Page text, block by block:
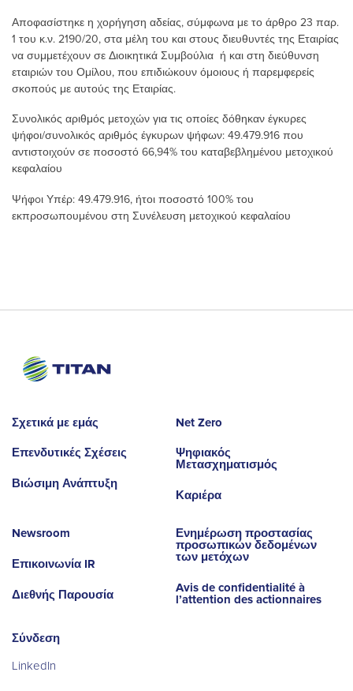
Αποφασίστηκε η χορήγηση αδείας, σύμφωνα με το άρθρο 23 παρ.
1 του κ.ν. 2190/20, στα μέλη του και στους διευθυντές της Εταιρίας
να συμμετέχουν σε Διοικητικά Συμβούλια ή και στη διεύθυνση
εταιριών του Ομίλου, που επιδιώκουν όμοιους ή παρεμφερείς
σκοπούς με αυτούς της Εταιρίας.
Συνολικός αριθμός μετοχών για τις οποίες δόθηκαν έγκυρες
ψήφοι/συνολικός αριθμός έγκυρων ψήφων: 49.479.916 που
αντιστοιχούν σε ποσοστό 66,94% του καταβεβλημένου μετοχικού
κεφαλαίου
Ψήφoι Υπέρ: 49.479.916, ήτοι ποσοστό 100% του
εκπροσωπουμένου στη Συνέλευση μετοχικού κεφαλαίου
Σχετικά με εμάς
Επενδυτικές Σχέσεις
Βιώσιμη Ανάπτυξη
Net Zero
Ψηφιακός
Μετασχηματισμός
Καριέρα
Newsroom
Επικοινωνία IR
Διεθνής Παρουσία
Ενημέρωση προστασίας
προσωπικών δεδομένων
των μετόχων
Avis de confidentialité à
l’attention des actionnaires
Σύνδεση
LinkedIn